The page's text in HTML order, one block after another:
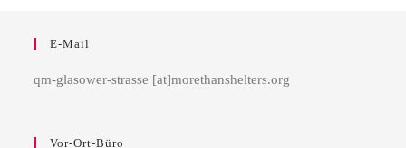
E-Mail
qm-glasower-strasse [at]morethanshelters.org
Vor-Ort-Büro